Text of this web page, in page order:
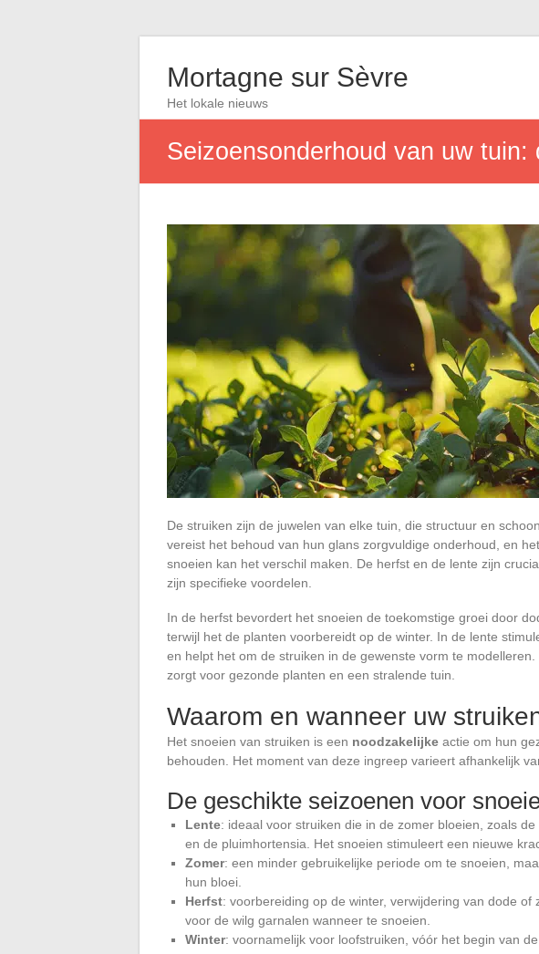
Mortagne sur Sèvre
Het lokale nieuws
Seizoensonderhoud van uw
De struiken zijn de juwelen van elke tuin, die structuur en
vereist het behoud van hun glans zorgvuldige onderhoud, en
snoeien kan het verschil maken. De herfst en de lente zijn
zijn specifieke voordelen.
In de herfst bevordert het snoeien de toekomstige groei door
terwijl het de planten voorbereidt op de winter. In de lente
en helpt het om de struiken in de gewenste vorm te
zorgt voor gezonde planten en een stralende tuin.
Waarom en wanneer uw
Het snoeien van struiken is een noodzakelijke actie om hun
behouden. Het moment van deze ingreep varieert afhankelijk
De geschikte seizoenen voor
Lente: ideaal voor struiken die in de zomer bloeien, zoals
en de pluimhortensia. Het snoeien stimuleert een nieuwe
Zomer: een minder gebruikelijke periode om te snoeien,
hun bloei.
Herfst: voorbereiding op de winter, verwijdering van dode of
voor de wilg garnalen wanneer te snoeien.
Winter: voornamelijk voor loofstruiken, vóór het begin van de